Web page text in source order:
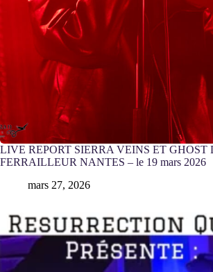
LIVE REPORT SIERRA VEINS ET GHOST
FERRAILLEUR NANTES – le 19 mars 2026
mars 27, 2026